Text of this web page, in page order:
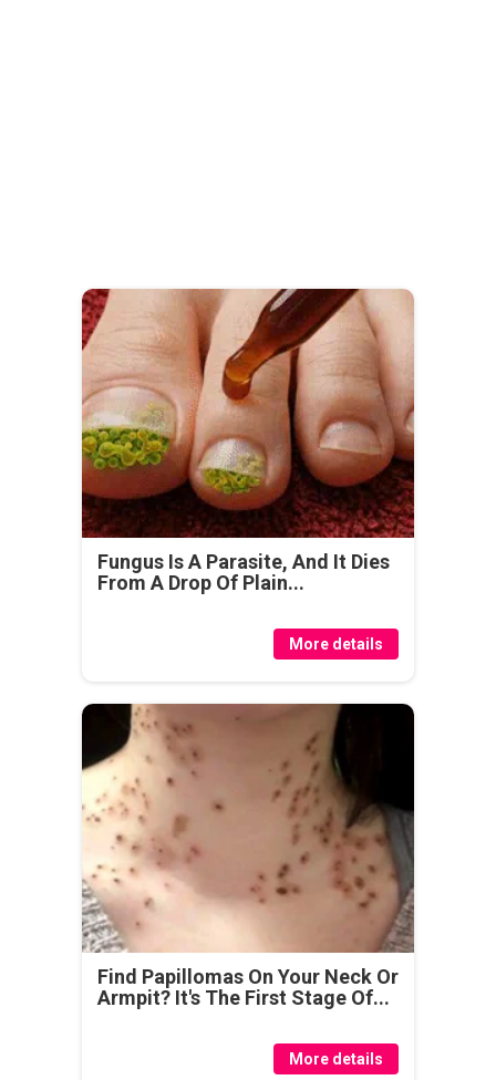
Fungus Is A Parasite, And It Dies
From A Drop Of Plain...
More details
Find Papillomas On Your Neck Or
Armpit? It's The First Stage Of...
More details